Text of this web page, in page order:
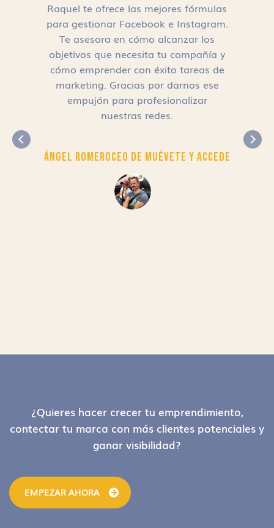
Raquel te ofrece las mejores fórmulas
para gestionar Facebook e Instagram.
Te asesora en cómo alcanzar los
objetivos que necesita tu compañía y
cómo emprender con éxito tareas de
marketing. Gracias por darnos ese
empujón para profesionalizar
nuestras redes.
Ángel RomeroCEO de Muévete y Accede
Footer¿Quieres hacer crecer tu emprendimiento,
contectar tu marca con más clientes potenciales y
ganar visibilidad?
EMPEZAR AHORA